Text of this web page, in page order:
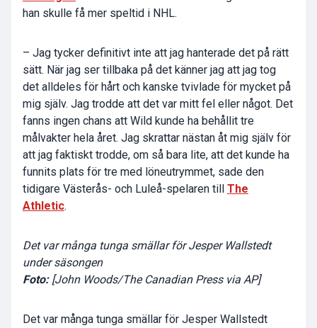
han skulle få mer speltid i NHL.
– Jag tycker definitivt inte att jag hanterade det på rätt
sätt. När jag ser tillbaka på det känner jag att jag tog
det alldeles för hårt och kanske tvivlade för mycket på
mig själv. Jag trodde att det var mitt fel eller något. Det
fanns ingen chans att Wild kunde ha behållit tre
målvakter hela året. Jag skrattar nästan åt mig själv för
att jag faktiskt trodde, om så bara lite, att det kunde ha
funnits plats för tre med löneutrymmet, sade den
tidigare Västerås- och Luleå-spelaren till The
Athletic.
Det var många tunga smällar för Jesper Wallstedt
under säsongen
Foto: [John Woods/The Canadian Press via AP]
Det var många tunga smällar för Jesper Wallstedt